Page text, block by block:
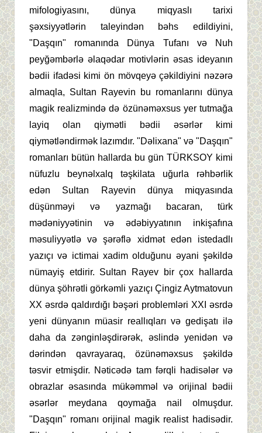
mifologiyasını, dünya miqyaslı tarixi
şəxsiyyətlərin taleyindən bəhs edildiyini,
"Daşqın" romanında Dünya Tufanı və Nuh
peyğəmbərlə əlaqədar motivlərin əsas ideyanın
bədii ifadəsi kimi ön mövqeyə çəkildiyini nəzərə
almaqla, Sultan Rayevin bu romanlarını dünya
magik realizmində də özünəməxsus yer tutmağa
layiq olan qiymətli bədii əsərlər kimi
qiymətləndirmək lazımdır. "Dəlixana" və "Daşqın"
romanları bütün hallarda bu gün TÜRKSOY kimi
nüfuzlu beynəlxalq təşkilata uğurla rəhbərlik
edən Sultan Rayevin dünya miqyasında
düşünməyi və yazmağı bacaran, türk
mədəniyyətinin və ədəbiyyatının inkişafına
məsuliyyətlə və şərəflə xidmət edən istedadlı
yazıçı və ictimai xadim olduğunu əyani şəkildə
nümayiş etdirir. Sultan Rayev bir çox hallarda
dünya şöhrətli görkəmli yazıçı Çingiz Aytmatovun
XX əsrdə qaldırdığı bəşəri problemləri XXI əsrdə
yeni dünyanın müasir reallıqları və gedişatı ilə
daha da zənginləşdirərək, əslində yenidən və
dərindən qavrayaraq, özünəməxsus şəkildə
təsvir etmişdir. Nəticədə tam fərqli hadisələr və
obrazlar əsasında mükəmməl və orijinal bədii
əsərlər meydana qoymağa nail olmuşdur.
"Daşqın" romanı orijinal magik realist hadisədir.